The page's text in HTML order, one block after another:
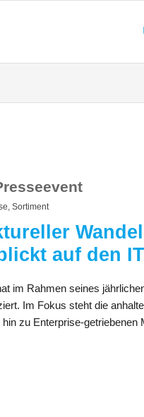
, Sortiment
auf den
im Rahmen seines
Im Fokus steht die
zu Enterprise-getriebenen